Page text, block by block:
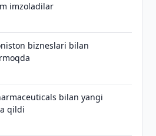
imzoladilar
bizneslari bilan
bilan yangi
qildi